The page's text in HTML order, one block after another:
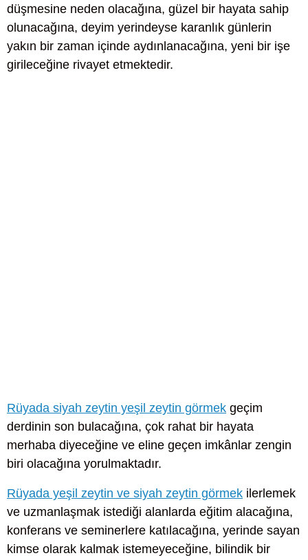
düşmesine neden olacağına, güzel bir hayata sahip
olunacağına, deyim yerindeyse karanlık günlerin
yakın bir zaman içinde aydınlanacağına, yeni bir işe
girileceğine rivayet etmektedir.
Rüyada siyah zeytin yeşil zeytin görmek geçim
derdinin son bulacağına, çok rahat bir hayata
merhaba diyeceğine ve eline geçen imkânlar zengin
biri olacağına yorulmaktadır.
Rüyada yeşil zeytin ve siyah zeytin görmek ilerlemek
ve uzmanlaşmak istediği alanlarda eğitim alacağına,
konferans ve seminerlere katılacağına, yerinde sayan
kimse olarak kalmak istemeyeceğine, bilindik bir